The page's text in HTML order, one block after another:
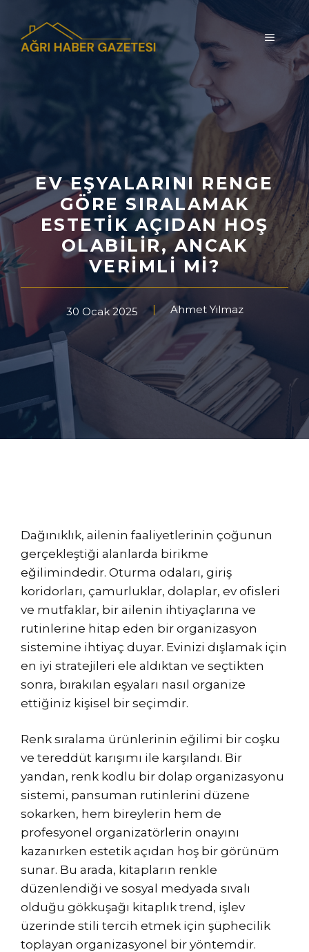
MENÜ
EV EŞYALARINI RENGE
GÖRE SIRALAMAK
ESTETIK AÇIDAN HOŞ
OLABILIR, ANCAK
VERIMLI MI?
30 Ocak 2025 Ahmet Yılmaz
Dağınıklık, ailenin faaliyetlerinin çoğunun
gerçekleştiği alanlarda birikme
eğilimindedir. Oturma odaları, giriş
koridorları, çamurluklar, dolaplar, ev ofisleri
ve mutfaklar, bir ailenin ihtiyaçlarına ve
rutinlerine hitap eden bir organizasyon
sistemine ihtiyaç duyar. Evinizi dışlamak için
en iyi stratejileri ele aldıktan ve seçtikten
sonra, bırakılan eşyaları nasıl organize
ettiğiniz kişisel bir seçimdir.
Renk sıralama ürünlerinin eğilimi bir coşku
ve tereddüt karışımı ile karşılandı. Bir
yandan, renk kodlu bir dolap organizasyonu
sistemi, pansuman rutinlerini düzene
sokarken, hem bireylerin hem de
profesyonel organizatörlerin onayını
kazanırken estetik açıdan hoş bir görünüm
sunar. Bu arada, kitapların renkle
düzenlendiği ve sosyal medyada sıvalı
olduğu gökkuşağı kitaplık trend, işlev
üzerinde stili tercih etmek için şüphecilik
toplayan organizasyonel bir yöntemdir.